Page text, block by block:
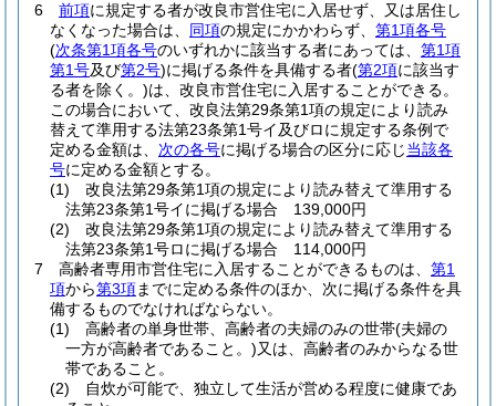
6
前項に規定する者が改良市営住宅に入居せず、又は居住し
なくなった場合は、 同項の規定にかかわらず、 第1項各号
(次条第1項各号のいずれかに該当する者にあっては、 第1項
第1号及び第2号)に掲げる条件を具備する者(第2項に該当す
る者を除く。)は、改良市営住宅に入居することができる。
この場合において、改良法第29条第1項の規定により読み
替えて準用する法第23条第1号イ及びロに規定する条例で
定める金額は、 次の各号に掲げる場合の区分に応じ当該各
号に定める金額とする。
(1)
改良法第29条第1項の規定により読み替えて準用する
法第23条第1号イに掲げる場合 139,000円
(2)
改良法第29条第1項の規定により読み替えて準用する
法第23条第1号ロに掲げる場合 114,000円
7
高齢者専用市営住宅に入居することができるものは、 第1
項から第3項までに定める条件のほか、次に掲げる条件を具
備するものでなければならない。
(1)
高齢者の単身世帯、高齢者の夫婦のみの世帯(夫婦の
一方が高齢者であること。)又は、高齢者のみからなる世
帯であること。
(2)
自炊が可能で、独立して生活が営める程度に健康であ